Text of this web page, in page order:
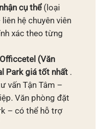
cụ thể(loại
hệ chuyên viên
xác theo từng
(Văn
Park giá tốt nhất .
vấn Tận Tâm –
Văn phòng đặt
– có thể hỗ trợ